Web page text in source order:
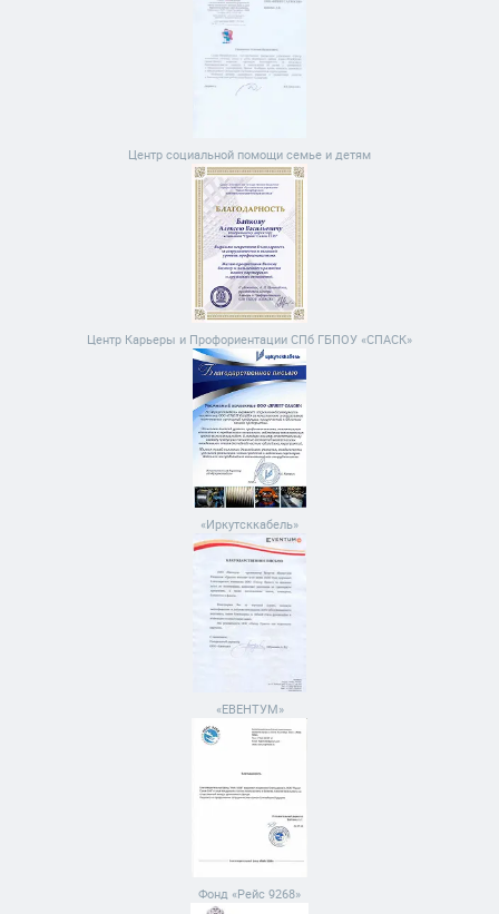
Центр социальной помощи семье и детям
Центр Карьеры и Профориентации СПб ГБПОУ «СПАСК»
«Иркутсккабель»
«ЕВЕНТУМ»
Фонд «Рейс 9268»